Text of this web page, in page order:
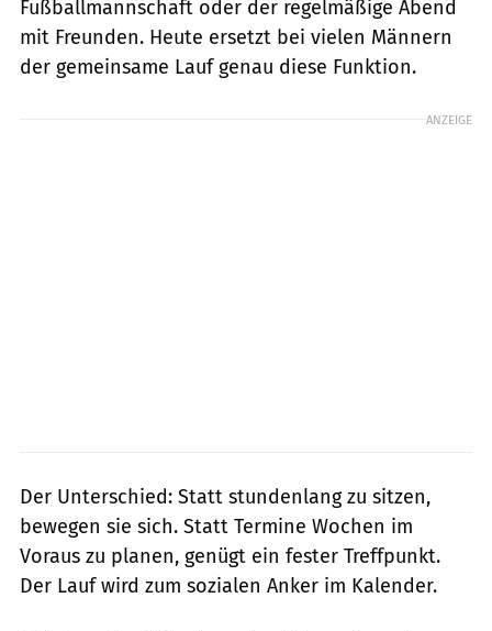
Fußballmannschaft oder der regelmäßige Abend
mit Freunden. Heute ersetzt bei vielen Männern
der gemeinsame Lauf genau diese Funktion.
ANZEIGE
Der Unterschied: Statt stundenlang zu sitzen,
bewegen sie sich. Statt Termine Wochen im
Voraus zu planen, genügt ein fester Treffpunkt.
Der Lauf wird zum sozialen Anker im Kalender.